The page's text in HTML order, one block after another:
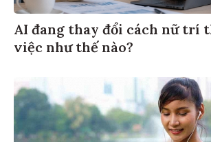
AI đang thay đổi cách nữ trí
việc như thế nào?